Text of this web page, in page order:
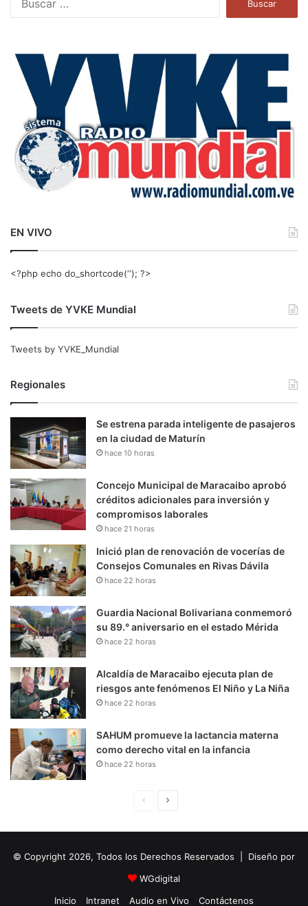
a
EN VIVO
<?php echo do_shortcode(‘‘); ?>
Tweets de YVKE Mundial
Tweets by YVKE_Mundial
Regionales
Se estrena parada inteligente de pasajeros
en la ciudad de Maturín
hace 10 horas
Concejo Municipal de Maracaibo aprobó
créditos adicionales para inversión y
compromisos laborales
hace 21 horas
Inició plan de renovación de vocerías de
Consejos Comunales en Rivas Dávila
hace 22 horas
Guardia Nacional Bolivariana conmemoró
su 89.° aniversario en el estado Mérida
hace 22 horas
Alcaldía de Maracaibo ejecuta plan de
riesgos ante fenómenos El Niño y La Niña
hace 22 horas
SAHUM promueve la lactancia materna
como derecho vital en la infancia
hace 22 horas
i
n
a
u
i
e
© Copyright 2026, Todos los Derechos Reservados | Diseño por
WGdigital
Inicio
Intranet Audio en Vivo Contáctenos